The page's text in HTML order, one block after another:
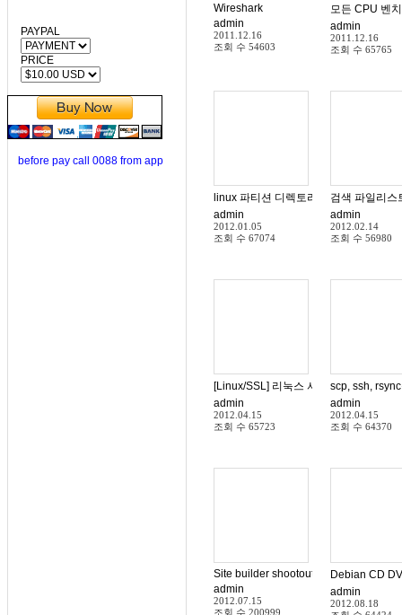
PAYPAL
PRICE
before pay call 0088 from app
Wireshark
admin
2011.12.16
조회 수 54603
모든 CPU 벤
admin
2011.12.16
조회 수 65765
linux 파티션 디렉토리 용량 확인방법
admin
2012.01.05
조회 수 67074
검색 파일리스
admin
2012.02.14
조회 수 56980
[Linux/SSL] 리눅스 서버에 Apache 2
admin
2012.04.15
조회 수 65723
scp, ssh,
admin
2012.04.15
조회 수 64370
Site builder shootout: Drupal vs.
admin
2012.07.15
조회 수 200999
Debian CD
admin
2012.08.18